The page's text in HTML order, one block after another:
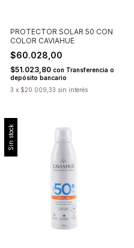
PROTECTOR SOLAR 50 CON
COLOR CAVIAHUE
$60.028,00
$51.023,80 con Transferencia o
depósito bancario
3 x $20.009,33 sin interés
Sin stock